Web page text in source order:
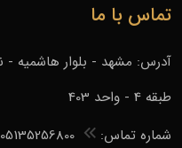
تماس با ما
طبقه 4 - واحد 403
شماره تماس:
05135256800